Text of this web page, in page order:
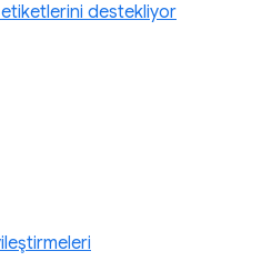
etiketlerini destekliyor